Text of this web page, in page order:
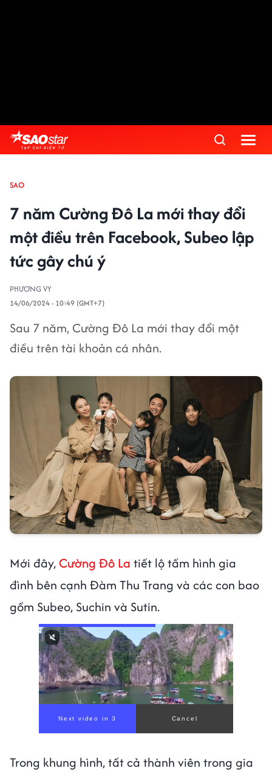
SAO
7 năm Cường Đô La mới thay đổi
một điều trên Facebook, Subeo lập
tức gây chú ý
PHƯƠNG VY
14/06/2024 - 10:49 (GMT+7)
Sau 7 năm, Cường Đô La mới thay đổi một
điều trên tài khoản cá nhân.
Mới đây,Cường Đô La tiết lộ tấm hình gia
đình bên cạnh Đàm Thu Trang và các con bao
gồm Subeo, Suchin và Sutin.
Trong khung hình, tất cả thành viên trong gia